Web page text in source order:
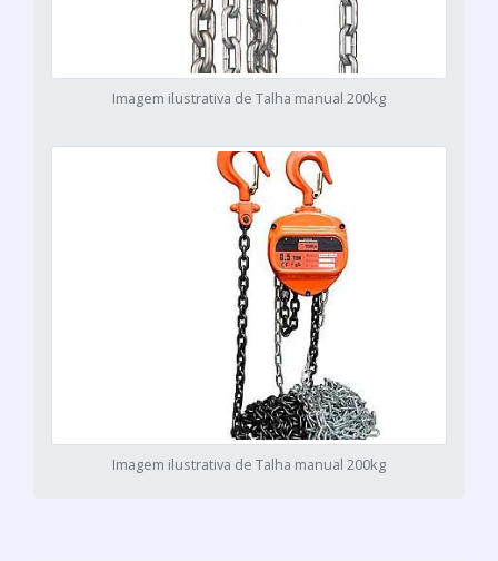
Imagem ilustrativa de Talha manual 200kg
Imagem ilustrativa de Talha manual 200kg